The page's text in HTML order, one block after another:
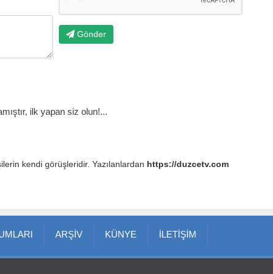
Gönder
ilk yapan siz olun!...
kendi görüşleridir. Yazılanlardan https://duzcetv.com
ARŞİV KÜNYE İLETİŞİM